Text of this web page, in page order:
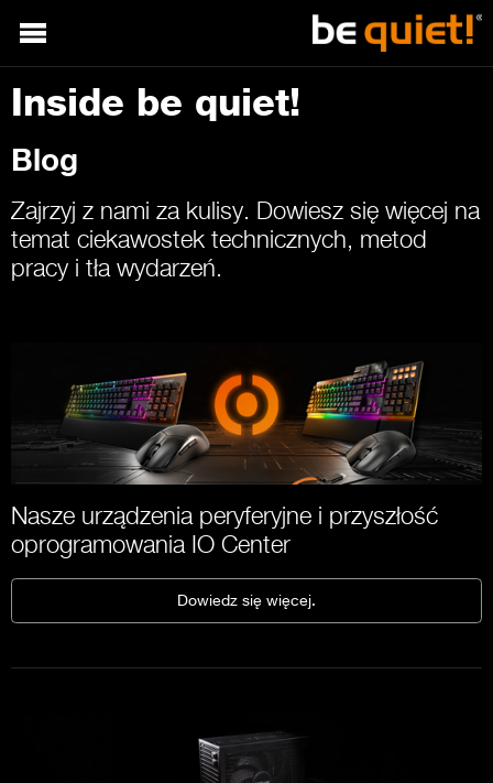
Inside be quiet!
Blog
Zajrzyj z nami za kulisy. Dowiesz się więcej na
temat ciekawostek technicznych, metod
pracy i tła wydarzeń.
Nasze urządzenia peryferyjne i przyszłość
oprogramowania IO Center
Dowiedz się więcej.